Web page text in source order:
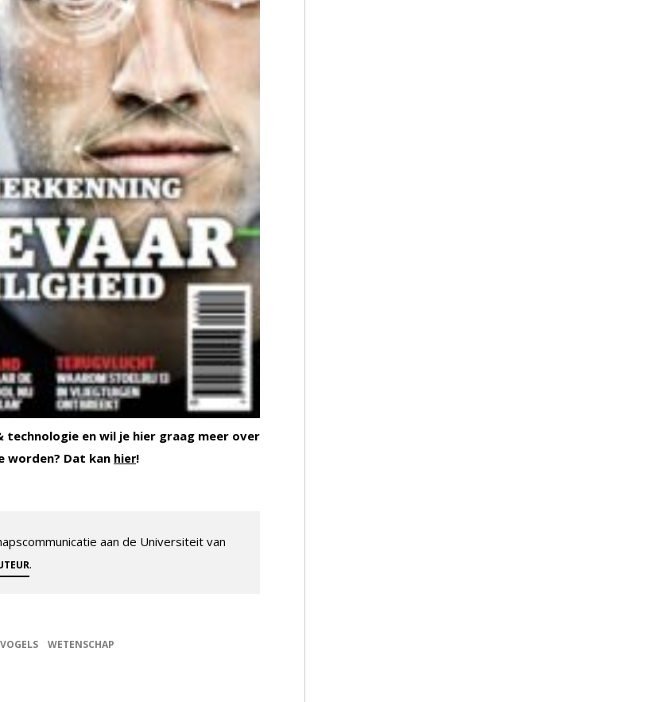
technologie en wil je hier graag meer over
worden? Dat kan hier!
aan de Universiteit van
.
VOGELS WETENSCHAP